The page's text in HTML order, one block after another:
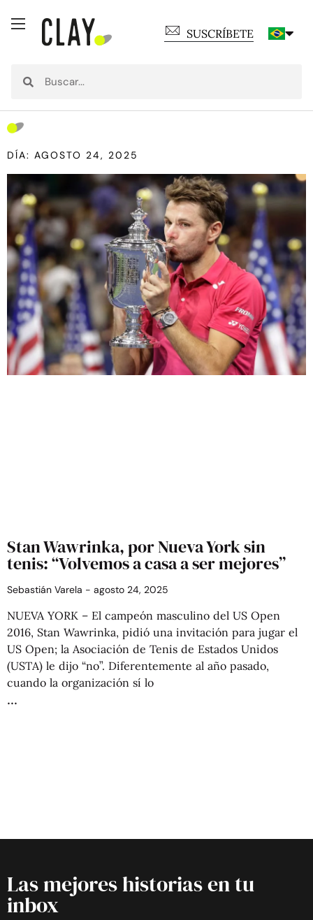
SUSCRÍBETE
DÍA: AGOSTO 24, 2025
Stan Wawrinka, por Nueva York sin
tenis: “Volvemos a casa a ser mejores”
Sebastián Varela agosto 24, 2025
NUEVA YORK – El campeón masculino del US Open
2016, Stan Wawrinka, pidió una invitación para jugar el
US Open; la Asociación de Tenis de Estados Unidos
(USTA) le dijo “no”. Diferentemente al año pasado,
cuando la organización sí lo
Las mejores historias en tu
inbox